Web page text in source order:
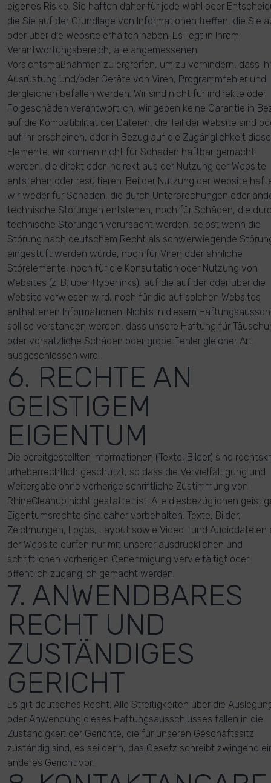
eigenes Risiko. Sie haften daher für jede Wahl oder
die Sie auf der Grundlage von Informationen treffen, die Sie
oder über die Website erhalten haben. Es liegt in Ihrem
Verantwortungsbereich, alle angemessenen
Vorsichtsmaßnahmen zu ergreifen, um zu verhindern, dass
Ausrüstung und/oder Geräte von Viren, Programmfehler und
dergleichen befallen werden. Wir sind nicht für indirekte oder
Folgeschäden verantwortlich. Wir geben keine Garantie in
auf die Kompatibilität der Dateien, die Teil der Website sind
auf ihr erscheinen, oder in Bezug auf die Zugänglichkeit
Elemente. Wir können nicht für Schäden haftbar gemacht
werden, die direkt oder indirekt aus der Nutzung der Website
entstehen oder resultieren. Bei der Nutzung der Website
wir weder für Schäden, die durch Unterbrechungen oder
technische Störungen entstehen, noch für Schäden, die
technische Störungen verursacht werden, selbst wenn die
Störung nach deutschem Recht als schwerwiegende
eingestuft werden würde, noch für Viren oder ähnliche
Störelemente, noch für die Konsultation oder Nutzung von
Websites (z. B. über Hyperlinks), auf die auf der oder über die
Website verwiesen wird, noch für die auf solchen Websites
enthaltenen Informationen. Nichts in diesem
soll so verstanden werden, dass unsere Haftung für
oder vorsätzliche Schäden oder grobe Fehler gleicher Art
ausgeschlossen wird.
6. RECHTE AN
GEISTIGEM
EIGENTUM
Die bereitgestellten Informationen (Texte, Bilder) sind
urheberrechtlich geschützt, so dass die Vervielfältigung und
Weitergabe ohne vorherige schriftliche Zustimmung von
RhineCleanup nicht gestattet ist. Alle diesbezüglichen
Eigentumsrechte sind daher vorbehalten. Texte, Bilder,
Zeichnungen, Logos, Layout sowie Video- und Audiodateien
der Website dürfen nur mit unserer ausdrücklichen und
schriftlichen vorherigen Genehmigung vervielfältigt oder
öffentlich zugänglich gemacht werden.
7. ANWENDBARES
RECHT UND
ZUSTÄNDIGES
GERICHT
Es gilt deutsches Recht. Alle Streitigkeiten über die
oder Anwendung dieses Haftungsausschlusses fallen in die
Zuständigkeit der Gerichte, die für unseren Geschäftssitz
zuständig sind, es sei denn, das Gesetz schreibt zwingend
anderes Gericht vor.